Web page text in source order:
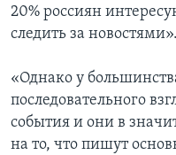
20% россиян
следить за новостями».
«Однако у
последовательного
события и они в
на то, что пишут